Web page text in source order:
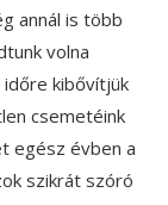
annál is több
volna
időre kibővítjük
csemetéink
egész évben a
szikrát szóró